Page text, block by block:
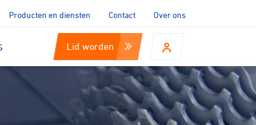
Producten en diensten Contact Over ons
Lid worden